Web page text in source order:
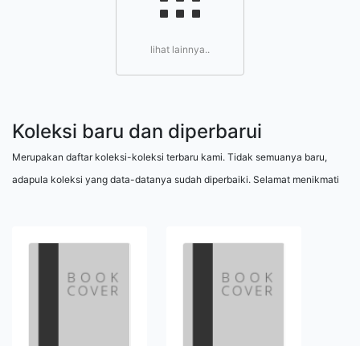
lihat lainnya..
Koleksi baru dan diperbarui
Merupakan daftar koleksi-koleksi terbaru kami. Tidak semuanya baru,
adapula koleksi yang data-datanya sudah diperbaiki. Selamat menikmati